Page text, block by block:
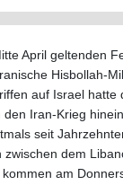
April geltenden
Hisbollah-
auf Israel hatte
Iran-Krieg
seit
dem
am